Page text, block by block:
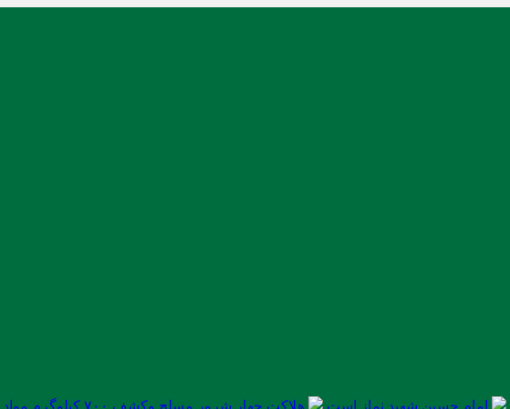
امام حسین شهید نماز است هلاکت چهار شرور مسلح وکشف ۷۰۰ کیلوگرم مواد مخدر